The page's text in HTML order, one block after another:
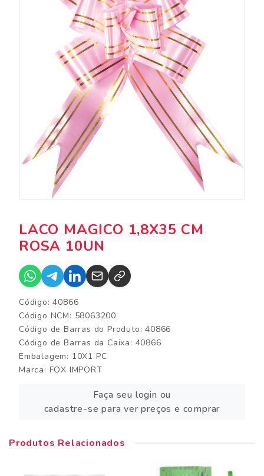
LACO MAGICO 1,8X35 CM
ROSA 10UN
Código: 40866
Código NCM: 58063200
Código de Barras do Produto: 40866
Código de Barras da Caixa: 40866
Embalagem: 10X1 PC
Marca: FOX IMPORT
Faça seu login ou
cadastre-se para ver preços e comprar
Produtos Relacionados